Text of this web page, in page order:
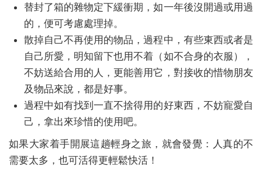
替封了箱的雜物定下緩衝期，如一年後沒開過或用過
的，便可考慮處理掉。
散掉自己不再使用的物品，過程中，有些東西或者是
自己所愛，明知留下也用不着（如不合身的衣服），
不妨送給合用的人，更能善用它，對接收的惜物朋友
及物品來說，都是好事。
過程中如有找到一直不捨得用的好東西，不妨寵愛自
己，拿出來珍惜的使用吧。
如果大家着手開展這趟輕身之旅，就會發覺：人真的不
需要太多，也可活得更輕鬆快活！